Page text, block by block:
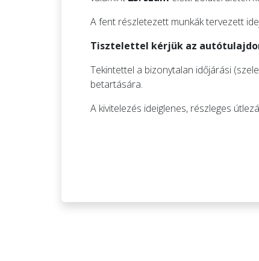
A fent részletezett munkák tervezett
Tisztelettel kérjük az
Tekintettel a bizonytalan időjárási
betartására.
A kivitelezés ideiglenes, részleges